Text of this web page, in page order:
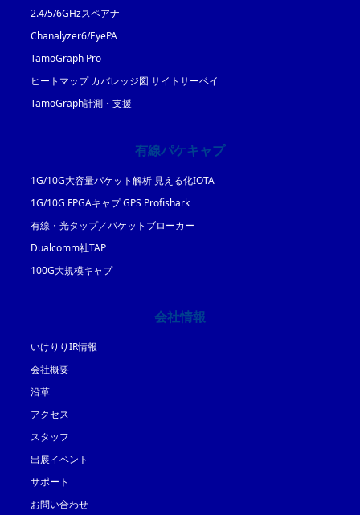
2.4/5/6GHzスペアナ
Chanalyzer6/EyePA
TamoGraph Pro
ヒートマップ カバレッジ図 サイトサーベイ
TamoGraph計測・支援
有線パケキャプ
1G/10G大容量パケット解析 見える化IOTA
1G/10G FPGAキャプ GPS Profishark
有線・光タップ／パケットブローカー
Dualcomm社TAP
100G大規模キャプ
会社情報
いけりりIR情報
会社概要
沿革
アクセス
スタッフ
出展イベント
サポート
お問い合わせ